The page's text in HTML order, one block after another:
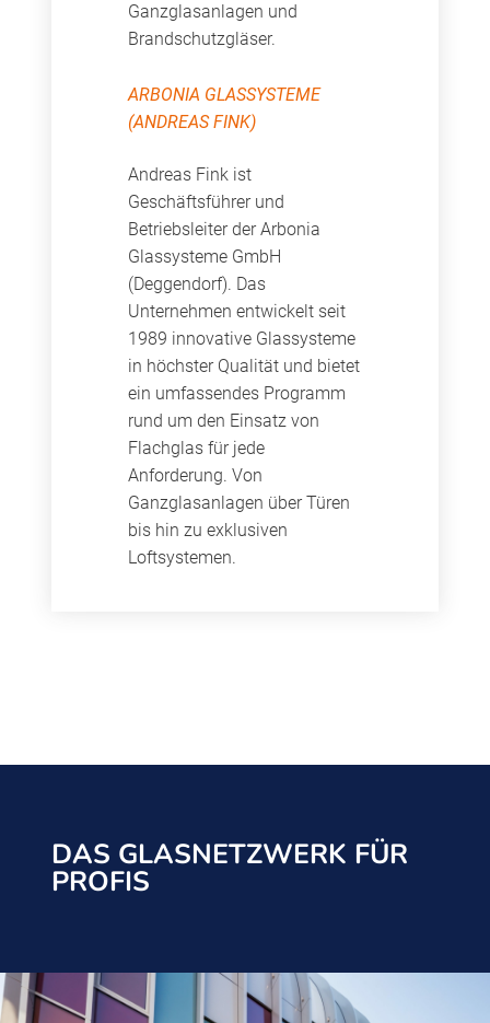
Ganzglasanlagen und
Brandschutzgläser.
ARBONIA GLASSYSTEME
(ANDREAS FINK)
Andreas Fink ist
Geschäftsführer und
Betriebsleiter der Arbonia
Glassysteme GmbH
(Deggendorf). Das
Unternehmen entwickelt seit
1989 innovative Glassysteme
in höchster Qualität und bietet
ein umfassendes Programm
rund um den Einsatz von
Flachglas für jede
Anforderung. Von
Ganzglasanlagen über Türen
bis hin zu exklusiven
Loftsystemen.
DAS GLASNETZWERK FÜR
PROFIS